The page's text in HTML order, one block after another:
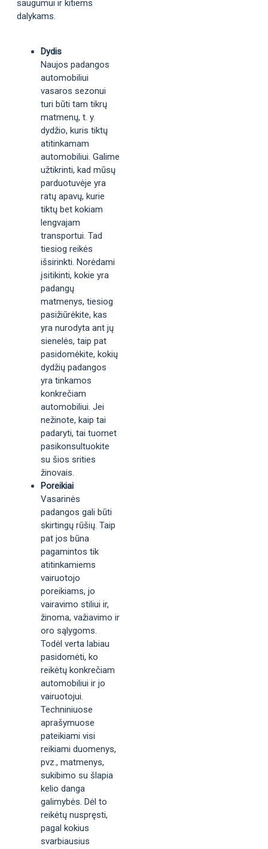
saugumui ir kitiems
dalykams.
Dydis
Naujos padangos
automobiliui
vasaros sezonui
turi būti tam tikrų
matmenų, t. y.
dydžio, kuris tiktų
atitinkamam
automobiliui. Galime
užtikrinti, kad mūsų
parduotuvėje yra
ratų apavų, kurie
tiktų bet kokiam
lengvajam
transportui. Tad
tiesiog reikės
išsirinkti. Norėdami
įsitikinti, kokie yra
padangų
matmenys, tiesiog
pasižiūrėkite, kas
yra nurodyta ant jų
sienelės, taip pat
pasidomėkite, kokių
dydžių padangos
yra tinkamos
konkrečiam
automobiliui. Jei
nežinote, kaip tai
padaryti, tai tuomet
pasikonsultuokite
su šios srities
žinovais.
Poreikiai
Vasarinės
padangos gali būti
skirtingų rūšių. Taip
pat jos būna
pagamintos tik
atitinkamiems
vairuotojo
poreikiams, jo
vairavimo stiliui ir,
žinoma, važiavimo ir
oro sąlygoms.
Todėl verta labiau
pasidomėti, ko
reikėtų konkrečiam
automobiliui ir jo
vairuotojui.
Techniniuose
aprašymuose
pateikiami visi
reikiami duomenys,
pvz., matmenys,
sukibimo su šlapia
kelio danga
galimybės. Dėl to
reikėtų nuspręsti,
pagal kokius
svarbiausius